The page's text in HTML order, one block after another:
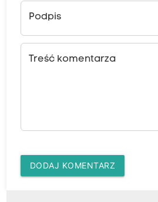
Podpis
Treść komentarza
DODAJ KOMENTARZ